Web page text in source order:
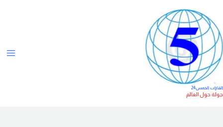
الخمس24
حول العالم
ص
ف
ا